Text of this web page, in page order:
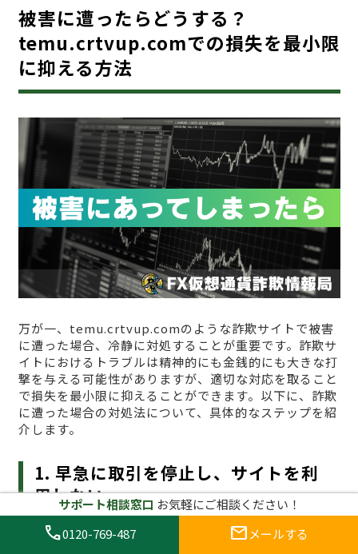
被害に遭ったらどうする？
temu.crtvup.comでの損失を最小限
に抑える方法
万が一、temu.crtvup.comのような詐欺サイトで被害
に遭った場合、冷静に対処することが重要です。詐欺サ
イトにおけるトラブルは精神的にも金銭的にも大きな打
撃を与える可能性がありますが、適切な対応を取ること
で損失を最小限に抑えることができます。以下に、詐欺
に遭った場合の対処法について、具体的なステップを紹
介します。
1. 早急に取引を停止し、サイトを利
用しない
まず最初にすべきことは、
すぐに取引を停止し、
サポート相談窓口 お気軽にご相談ください！
call0120-769-487 mail メールする